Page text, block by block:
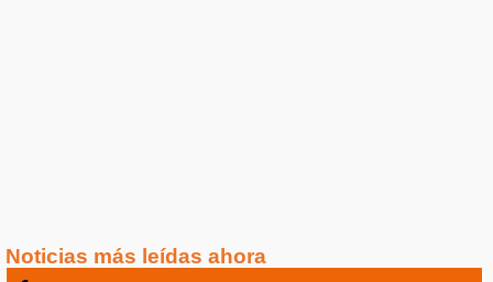
Noticias más leídas ahora